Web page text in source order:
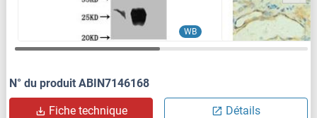
WB
N° du produit ABIN7146168
Fiche technique Détails